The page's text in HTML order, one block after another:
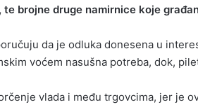
brojne druge namirnice koje
da je odluka donesena u
voćem nasušna potreba, dok,
vlada i među trgovcima, jer je